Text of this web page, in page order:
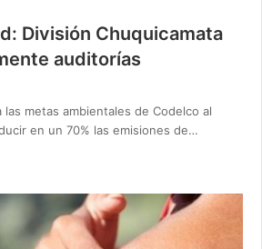
División Chuquicamata
auditorías
metas ambientales de Codelco al
en un 70% las emisiones de…